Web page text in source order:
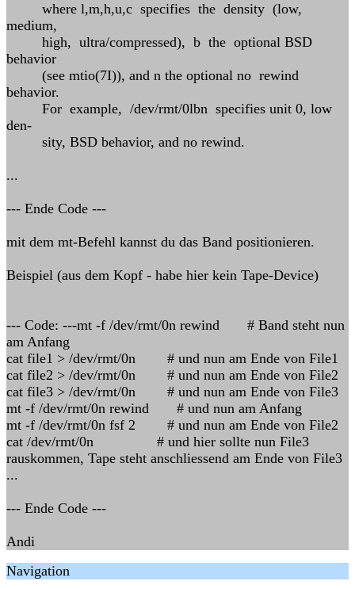
where l,m,h,u,c specifies the density (low,
medium,
high, ultra/compressed), b the optional BSD
behavior
(see mtio(7I)), and n the optional no rewind
behavior.
For example, /dev/rmt/0lbn specifies unit 0, low
den-
sity, BSD behavior, and no rewind.
...
--- Ende Code ---
mit dem mt-Befehl kannst du das Band positionieren.
Beispiel (aus dem Kopf - habe hier kein Tape-Device)
--- Code: ---mt -f /dev/rmt/0n rewind # Band steht nun
am Anfang
cat file1 > /dev/rmt/0n # und nun am Ende von File1
cat file2 > /dev/rmt/0n # und nun am Ende von File2
cat file3 > /dev/rmt/0n # und nun am Ende von File3
mt -f /dev/rmt/0n rewind # und nun am Anfang
mt -f /dev/rmt/0n fsf 2 # und nun am Ende von File2
cat /dev/rmt/0n # und hier sollte nun File3
rauskommen, Tape steht anschliessend am Ende von File3
...
--- Ende Code ---
Andi
Navigation